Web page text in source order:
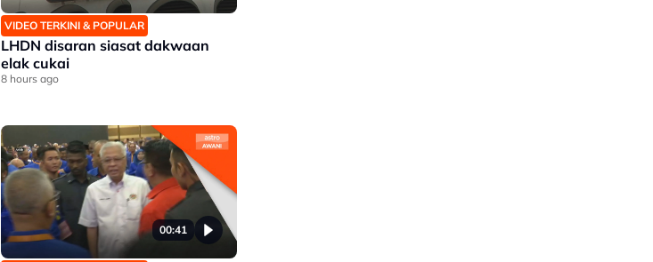
VIDEO TERKINI & POPULAR
LHDN disaran siasat dakwaan
elak cukai
8 hours ago
00:41